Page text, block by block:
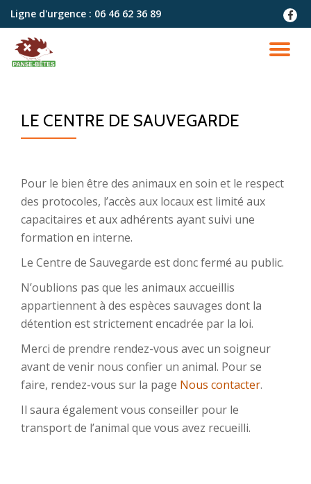
contenu
Ligne d'urgence : 06 46 62 36 89
fa-
LE CENTRE DE SAUVEGARDE
Pour le bien être des animaux en soin et le respect
des protocoles, l’accès aux locaux est limité aux
capacitaires et aux adhérents ayant suivi une
formation en interne.
Le Centre de Sauvegarde est donc fermé au public.
N’oublions pas que les animaux accueillis
appartiennent à des espèces sauvages dont la
détention est strictement encadrée par la loi.
Merci de prendre rendez-vous avec un soigneur
avant de venir nous confier un animal. Pour se
faire, rendez-vous sur la page Nous contacter.
Il saura également vous conseiller pour le
transport de l’animal que vous avez recueilli.